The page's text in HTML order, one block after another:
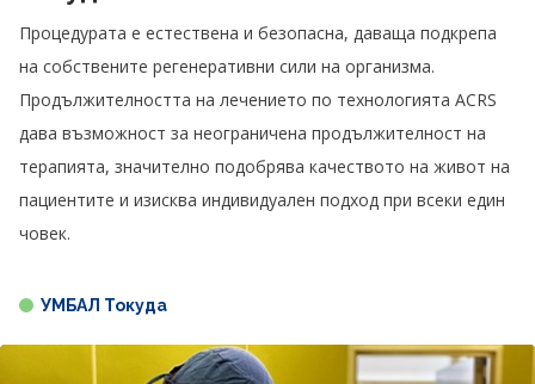
Процедурата е естествена и безопасна, даваща подкрепа
на собствените регенеративни сили на организма.
Продължителността на лечението по технологията ACRS
дава възможност за неограничена продължителност на
терапията, значително подобрява качеството на живот на
пациентите и изисква индивидуален подход при всеки един
човек.
УМБАЛ Токуда